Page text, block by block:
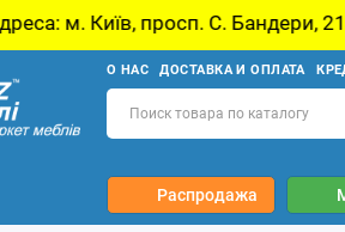
С. Бандери, 21, Київ
О НАС ДОСТАВКА И ОПЛАТА
Распродажа